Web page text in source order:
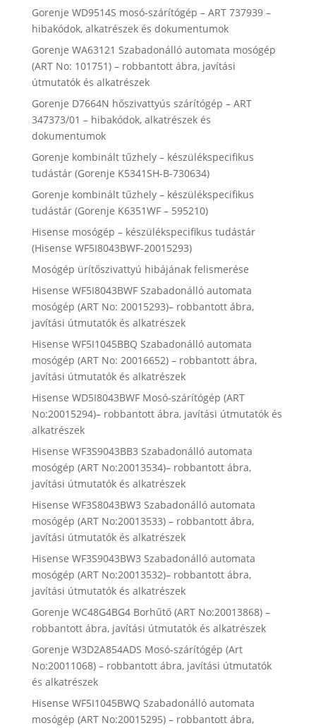
Gorenje WD9514S mosó-szárítógép – ART 737939 –
hibakódok, alkatrészek és dokumentumok
Gorenje WA63121 Szabadonálló automata mosógép
(ART No: 101751) – robbantott ábra, javítási
útmutatók és alkatrészek
Gorenje D7664N hőszivattyús szárítógép – ART
347373/01 – hibakódok, alkatrészek és
dokumentumok
Gorenje kombinált tűzhely – készülékspecifikus
tudástár (Gorenje K5341SH-B-730634)
Gorenje kombinált tűzhely – készülékspecifikus
tudástár (Gorenje K6351WF – 595210)
Hisense mosógép – készülékspecifikus tudástár
(Hisense WF5I8043BWF-20015293)
Mosógép ürítőszivattyú hibájának felismerése
Hisense WF5I8043BWF Szabadonálló automata
mosógép (ART No: 20015293)– robbantott ábra,
javítási útmutatók és alkatrészek
Hisense WF5I1045BBQ Szabadonálló automata
mosógép (ART No: 20016652) – robbantott ábra,
javítási útmutatók és alkatrészek
Hisense WD5I8043BWF Mosó-szárítógép (ART
No:20015294)– robbantott ábra, javítási útmutatók és
alkatrészek
Hisense WF3S9043BB3 Szabadonálló automata
mosógép (ART No:20013534)– robbantott ábra,
javítási útmutatók és alkatrészek
Hisense WF3S8043BW3 Szabadonálló automata
mosógép (ART No:20013533) – robbantott ábra,
javítási útmutatók és alkatrészek
Hisense WF3S9043BW3 Szabadonálló automata
mosógép (ART No:20013532)– robbantott ábra,
javítási útmutatók és alkatrészek
Gorenje WC48G4BG4 Borhűtő (ART No:20013868) –
robbantott ábra, javítási útmutatók és alkatrészek
Gorenje W3D2A854ADS Mosó-szárítógép (Art
No:20011068) – robbantott ábra, javítási útmutatók
és alkatrészek
Hisense WF5I1045BWQ Szabadonálló automata
mosógép (ART No:20015295) – robbantott ábra,